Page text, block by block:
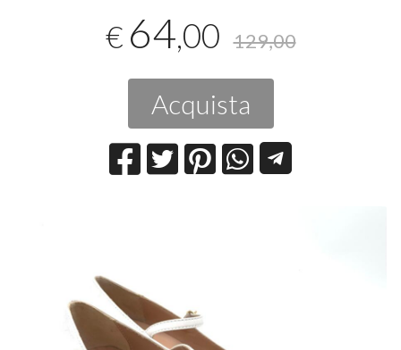
€ 64,00 129,00
Acquista